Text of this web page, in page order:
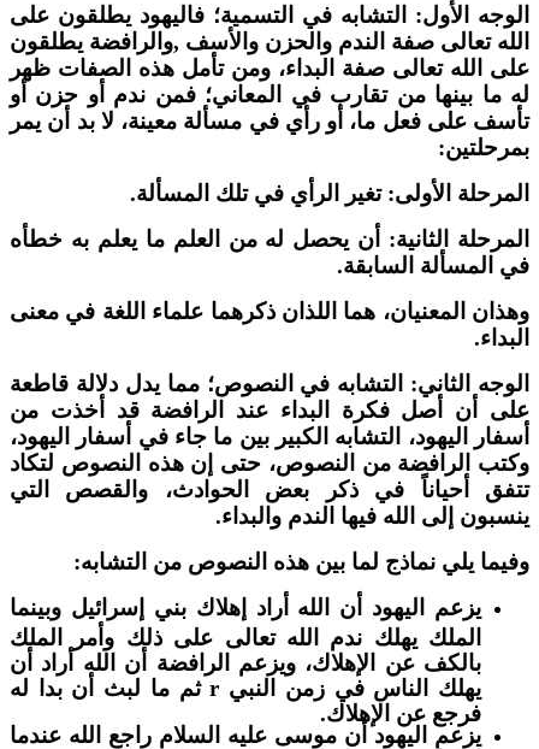
الأول: التشابه في التسمية؛ فاليهود يطلقون على
تعالى صفة الندم والحزن والأسف ,والرافضة يطلقون
الله تعالى صفة البداء، ومن تأمل هذه الصفات ظهر
ما بينها من تقارب في المعاني؛ فمن ندم أو حزن أو
على فعل ما، أو رأي في مسألة معينة، لا بد أن يمر
الأولى: تغير الرأي في تلك المسألة.
الثانية: أن يحصل له من العلم ما يعلم به خطأه
المسألة السابقة.
المعنيان، هما اللذان ذكرهما علماء اللغة في معنى
الثاني: التشابه في النصوص؛ مما يدل دلالة قاطعة
أن أصل فكرة البداء عند الرافضة قد أخذت من
اليهود، التشابه الكبير بين ما جاء في أسفار اليهود،
الرافضة من النصوص، حتى إن هذه النصوص لتكاد
أحياناً في ذكر بعض الحوادث، والقصص التي
إلى الله فيها الندم والبداء.
يلي نماذج لما بين هذه النصوص من التشابه:
يزعم اليهود أن الله أراد إهلاك بني إسرائيل وبينما
الملك يهلك ندم الله تعالى على ذلك وأمر الملك
بالكف عن الإهلاك، ويزعم الرافضة أن الله أراد أن
يهلك الناس في زمن النبي r ثم ما لبث أن بدا له
فرجع عن الإهلاك.
يزعم اليهود أن موسى عليه السلام راجع الله عندما